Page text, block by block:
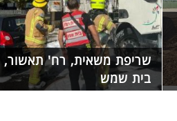
שריפת משאית, רח' תאשור,
בית שמש